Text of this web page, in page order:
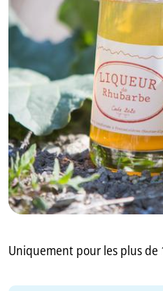
GB
Uniquement pour les plus de